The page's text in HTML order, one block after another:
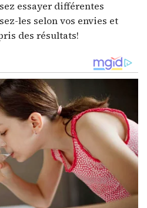
essayer différentes
les selon vos envies et
des résultats!